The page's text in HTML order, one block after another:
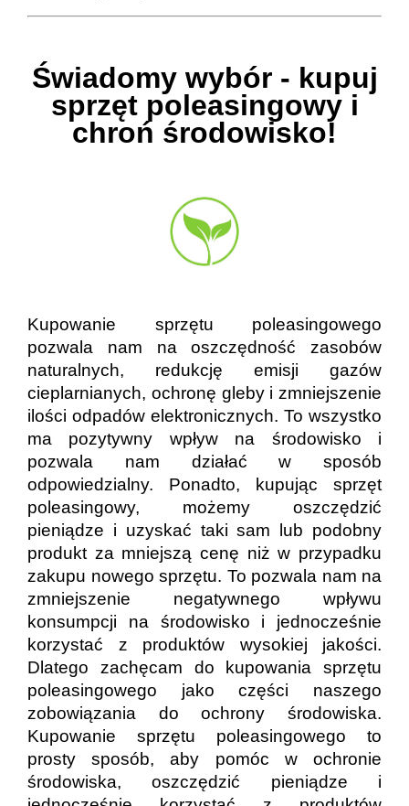
Świadomy wybór - kupuj
sprzęt poleasingowy i
chroń środowisko!
Kupowanie sprzętu poleasingowego
pozwala nam na oszczędność zasobów
naturalnych, redukcję emisji gazów
cieplarnianych, ochronę gleby i zmniejszenie
ilości odpadów elektronicznych. To wszystko
ma pozytywny wpływ na środowisko i
pozwala nam działać w sposób
odpowiedzialny. Ponadto, kupując sprzęt
poleasingowy, możemy oszczędzić
pieniądze i uzyskać taki sam lub podobny
produkt za mniejszą cenę niż w przypadku
zakupu nowego sprzętu. To pozwala nam na
zmniejszenie negatywnego wpływu
konsumpcji na środowisko i jednocześnie
korzystać z produktów wysokiej jakości.
Dlatego zachęcam do kupowania sprzętu
poleasingowego jako części naszego
zobowiązania do ochrony środowiska.
Kupowanie sprzętu poleasingowego to
prosty sposób, aby pomóc w ochronie
środowiska, oszczędzić pieniądze i